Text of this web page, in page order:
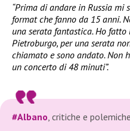
“Prima di andare in Russia
format che fanno da 15 anni.
una serata fantastica. Ho
Pietroburgo, per una serata
chiamato e sono andato. Non
un concerto di 48 minuti”.
#Albano , critiche e